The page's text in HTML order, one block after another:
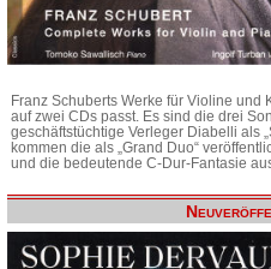
Franz Schuberts Werke für Violine
auf zwei CDs passt. Es sind die drei
geschäftstüchtige Verleger Diabelli als
kommen die als „Grand Duo“
und die bedeutende C-Dur-Fantasie